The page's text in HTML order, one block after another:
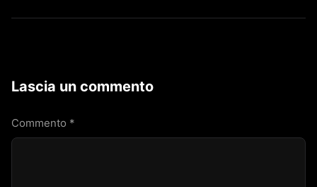
Lascia un commento
Commento *